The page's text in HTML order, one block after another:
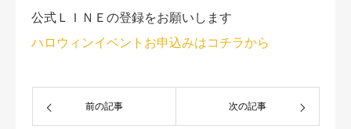
公式ＬＩＮＥの登録をお願いします
ハロウィンイベントお申込みはコチラから
前の記事 次の記事